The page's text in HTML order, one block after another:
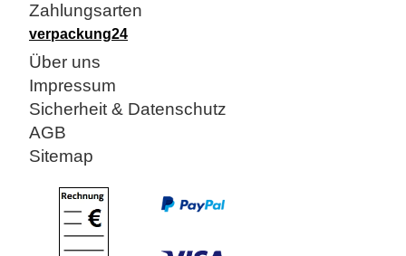
Zahlungsarten
verpackung24
Über uns
Impressum
Sicherheit & Datenschutz
AGB
Sitemap